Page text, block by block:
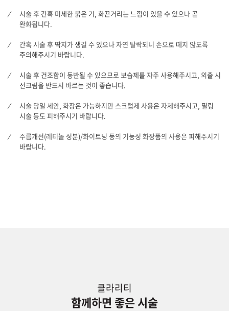
시술 후 간혹 미세한 붉은 기, 화끈거리는 느낌이 있을 수 있으나 곧
완화됩니다.
간혹 시술 후 딱지가 생길 수 있으나 자연 탈락되니 손으로 떼지 않도록
주의해주시기 바랍니다.
시술 후 건조함이 동반될 수 있으므로 보습제를 자주 사용해주시고, 외출 시
선크림을 반드시 바르는 것이 좋습니다.
시술 당일 세안, 화장은 가능하지만 스크럽제 사용은 자제해주시고, 필링
시술 등도 피해주시기 바랍니다.
주름개선(레티놀 성분)/화이트닝 등의 기능성 화장품의 사용은 피해주시기
바랍니다.
클라리티
함께하면 좋은 시술